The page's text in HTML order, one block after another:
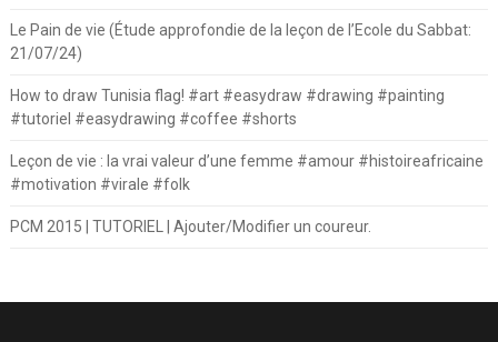
Le Pain de vie (Étude approfondie de la leçon de l’Ecole du Sabbat:
21/07/24)
How to draw Tunisia flag! #art #easydraw #drawing #painting
#tutoriel #easydrawing #coffee #shorts
Leçon de vie : la vrai valeur d’une femme #amour #histoireafricaine
#motivation #virale #folk
PCM 2015 | TUTORIEL | Ajouter/Modifier un coureur.